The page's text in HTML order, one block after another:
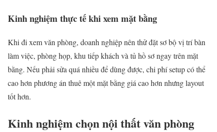
Kinh nghiệm thực tế khi xem mặt bằng
Khi đi xem văn phòng, doanh nghiệp nên thử đặt sơ bộ vị trí bàn
làm việc, phòng họp, khu tiếp khách và tủ hồ sơ ngay trên mặt
bằng. Nếu phải sửa quá nhiều để dùng được, chi phí setup có thể
cao hơn phương án thuê một mặt bằng giá cao hơn nhưng layout
tốt hơn.
Kinh nghiệm chọn nội thất văn phòng